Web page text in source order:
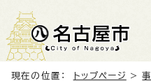
現在の位置： トップページ >